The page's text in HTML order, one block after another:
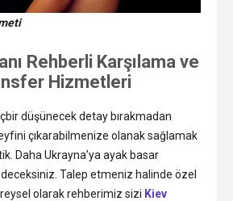
Rehberli Karşılama ve
Hizmetleri
düşünecek detay bırakmadan
çıkarabilmenize olanak sağlamak
Daha Ukrayna’ya ayak basar
Talep etmeniz halinde özel
olarak rehberimiz sizi Kiev